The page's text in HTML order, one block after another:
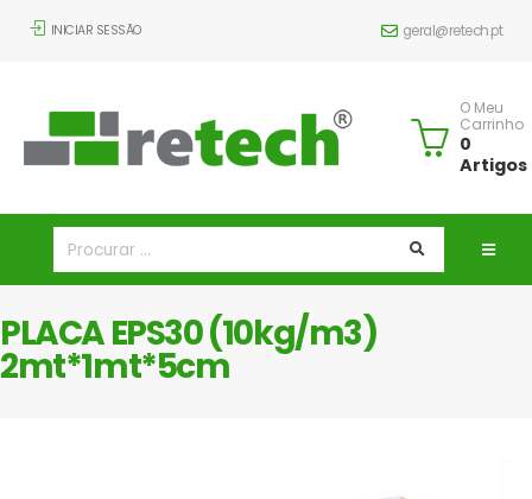
INICIAR SESSÃO geral@retech.pt
O Meu
Carrinho
0
Artigos
PLACA EPS30 (10kg/m3)
2mt*1mt*5cm